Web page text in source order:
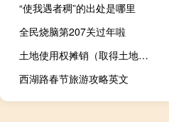
“使我遇者稠”的出处是哪里
全民烧脑第207关过年啦
土地使用权摊销（取得土地使用权会计分录）
西湖路春节旅游攻略英文